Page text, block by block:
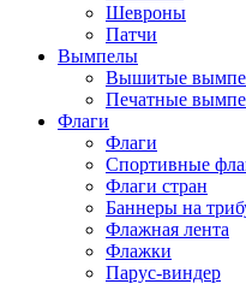
Шевроны
Патчи
Вымпелы
Вышитые
Печатные
Флаги
Флаги
Спортивные
Флаги стран
Баннеры на
Флажная лента
Флажки
Парус-виндер